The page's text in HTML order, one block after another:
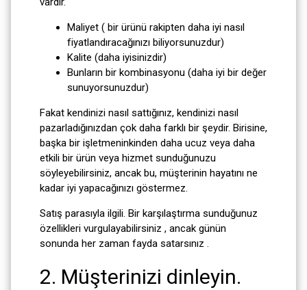
Maliyet ( bir ürünü rakipten daha iyi nasıl
fiyatlandıracağınızı biliyorsunuzdur)
Kalite (daha iyisinizdir)
Bunların bir kombinasyonu (daha iyi bir değer
sunuyorsunuzdur)
Fakat kendinizi nasıl sattığınız, kendinizi nasıl
pazarladığınızdan çok daha farklı bir şeydir. Birisine,
başka bir işletmeninkinden daha ucuz veya daha
etkili bir ürün veya hizmet sunduğunuzu
söyleyebilirsiniz, ancak bu, müşterinin hayatını ne
kadar iyi yapacağınızı göstermez.
Satış parasıyla ilgili. Bir karşılaştırma sunduğunuz
özellikleri vurgulayabilirsiniz , ancak günün
sonunda her zaman fayda satarsınız .
2. Müşterinizi dinleyin.